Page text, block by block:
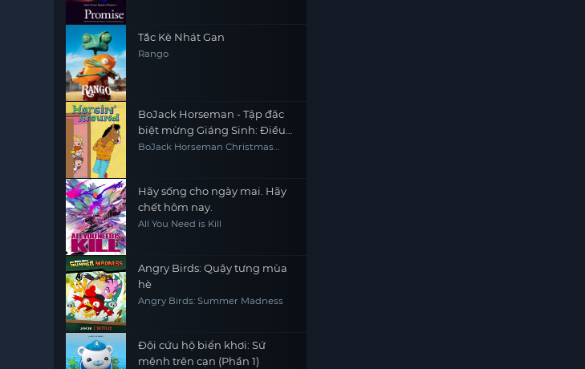
Tắc Kè Nhát Gan
Rango
BoJack Horseman - Tập đặc
biệt mừng Giáng Sinh: Điều
ước giáng sinh của Sabrina
BoJack Horseman Christmas
Hãy sống cho ngày mai. Hãy
chết hôm nay.
All You Need is Kill
Angry Birds: Quậy tưng mùa
hè
Angry Birds: Summer Madness
Đội cứu hộ biển khơi: Sứ
mệnh trên cạn (Phần 1)